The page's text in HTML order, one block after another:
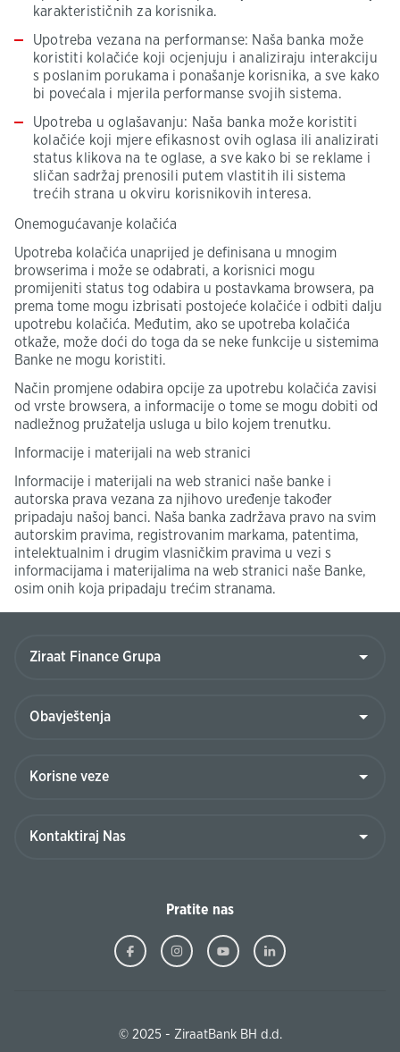
karakterističnih za korisnika.
Upotreba vezana na performanse: Naša banka može
koristiti kolačiće koji ocjenjuju i analiziraju interakciju
s poslanim porukama i ponašanje korisnika, a sve kako
bi povećala i mjerila performanse svojih sistema.
Upotreba u oglašavanju: Naša banka može koristiti
kolačiće koji mjere efikasnost ovih oglasa ili analizirati
status klikova na te oglase, a sve kako bi se reklame i
sličan sadržaj prenosili putem vlastitih ili sistema
trećih strana u okviru korisnikovih interesa.
Onemogućavanje kolačića
Upotreba kolačića unaprijed je definisana u mnogim
browserima i može se odabrati, a korisnici mogu
promijeniti status tog odabira u postavkama browsera, pa
prema tome mogu izbrisati postojeće kolačiće i odbiti dalju
upotrebu kolačića. Međutim, ako se upotreba kolačića
otkaže, može doći do toga da se neke funkcije u sistemima
Banke ne mogu koristiti.
Način promjene odabira opcije za upotrebu kolačića zavisi
od vrste browsera, a informacije o tome se mogu dobiti od
nadležnog pružatelja usluga u bilo kojem trenutku.
Informacije i materijali na web stranici
Informacije i materijali na web stranici naše banke i
autorska prava vezana za njihovo uređenje također
pripadaju našoj banci. Naša banka zadržava pravo na svim
autorskim pravima, registrovanim markama, patentima,
intelektualnim i drugim vlasničkim pravima u vezi s
informacijama i materijalima na web stranici naše Banke,
osim onih koja pripadaju trećim stranama.
Pratite nas
© 2025 - ZiraatBank BH d.d.